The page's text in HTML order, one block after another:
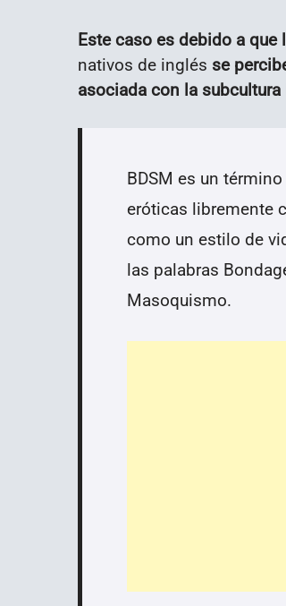
Este caso es debido a
nativos de inglés se
asociada con la subcultura
BDSM es un
eróticas libremente
como un estilo de
las palabras
Masoquismo.